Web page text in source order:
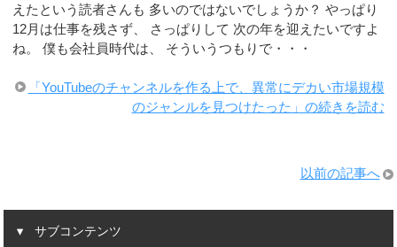
えたという読者さんも 多いのではないでしょうか？ やっぱり
12月は仕事を残さず、 さっぱりして 次の年を迎えたいですよ
ね。 僕も会社員時代は、 そういうつもりで・・・
「YouTubeのチャンネルを作る上で、異常にデカい市場規模
のジャンルを見つけたった」の続きを読む
以前の記事へ
サブコンテンツ